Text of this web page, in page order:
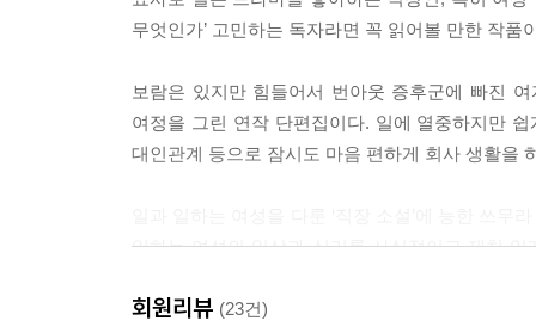
게 지내면 그가 사실 어떤 알맹이를 지니고 있든
--- p.286
우리뿐 아니라 누구나 자신의 길이라 믿었던 일에
시달리는 일도 많았어요, 그리고 그 반대의 경우
용자나 그 가족이 조금이라도 웃으며 시설을 나가
--- p.414
무엇인가’ 고민하는 독자라면 꼭 읽어볼 만한 작품
보람은 있지만 힘들어서 번아웃 증후군에 빠진
여정을 그린 연작 단편집이다. 일에 열중하지만
대인관계 등으로 잠시도 마음 편하게 회사 생활을
일하는 여성의 일상과 심리를 사실적이고 재치
회원리뷰 (23건)